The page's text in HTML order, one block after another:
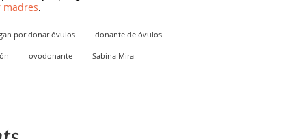
madres.
por donar óvulos donante de óvulos
ovodonante Sabina Mira